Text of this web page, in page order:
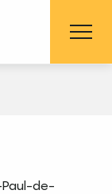
Paul-de-